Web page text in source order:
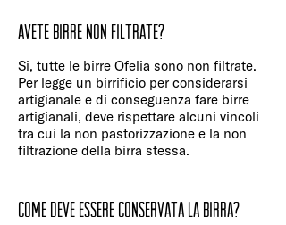
Avete birre non filtrate?
Si, tutte le birre Ofelia sono non filtrate.
Per legge un birrificio per considerarsi
artigianale e di conseguenza fare birre
artigianali, deve rispettare alcuni vincoli
tra cui la non pastorizzazione e la non
filtrazione della birra stessa.
Come deve essere conservata la birra?